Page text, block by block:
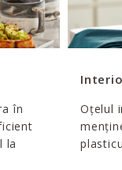
în
la
Oțelul